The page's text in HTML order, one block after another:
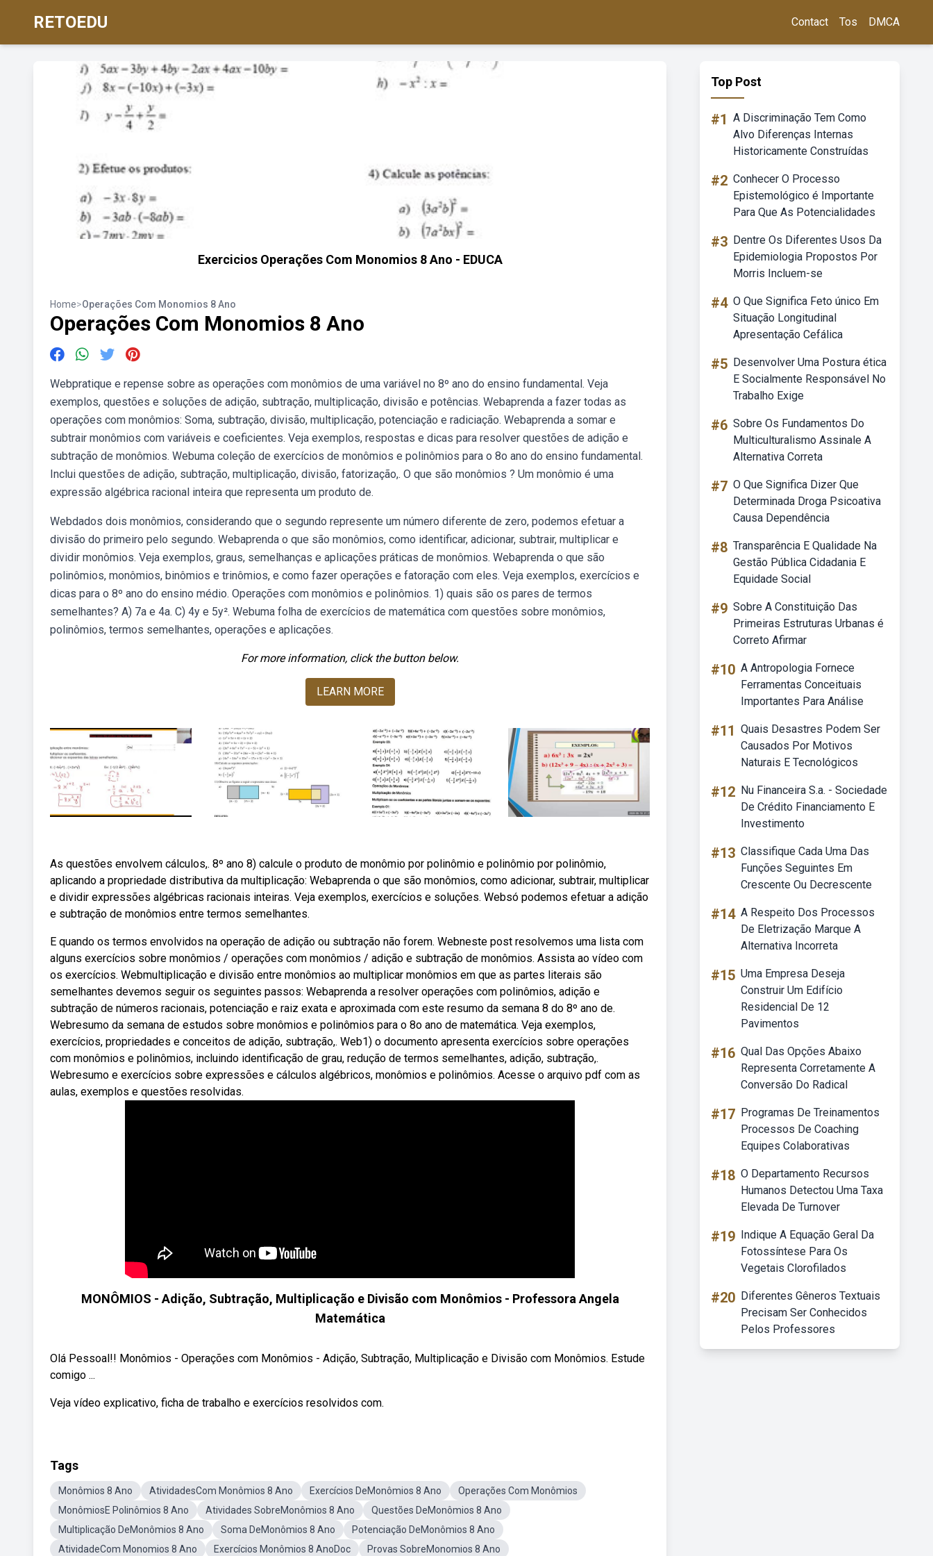
RETOEDU Contact Tos DMCA
Exercicios Operações Com Monomios 8 Ano - EDUCA
Home>Operações Com Monomios 8 Ano
Operações Com Monomios 8 Ano
Webpratique e repense sobre as operações com monômios de uma variável no 8º ano do ensino fundamental. Veja
exemplos, questões e soluções de adição, subtração, multiplicação, divisão e potências. Webaprenda a fazer todas as
operações com monômios: Soma, subtração, divisão, multiplicação, potenciação e radiciação. Webaprenda a somar e
subtrair monômios com variáveis e coeficientes. Veja exemplos, respostas e dicas para resolver questões de adição e
subtração de monômios. Webuma coleção de exercícios de monômios e polinômios para o 8o ano do ensino fundamental.
Inclui questões de adição, subtração, multiplicação, divisão, fatorização,. O que são monômios ? Um monômio é uma
expressão algébrica racional inteira que representa um produto de.
Webdados dois monômios, considerando que o segundo represente um número diferente de zero, podemos efetuar a
divisão do primeiro pelo segundo. Webaprenda o que são monômios, como identificar, adicionar, subtrair, multiplicar e
dividir monômios. Veja exemplos, graus, semelhanças e aplicações práticas de monômios. Webaprenda o que são
polinômios, monômios, binômios e trinômios, e como fazer operações e fatoração com eles. Veja exemplos, exercícios e
dicas para o 8º ano do ensino médio. Operações com monômios e polinômios. 1) quais são os pares de termos
semelhantes? A) 7a e 4a. C) 4y e 5y². Webuma folha de exercícios de matemática com questões sobre monômios,
polinômios, termos semelhantes, operações e aplicações.
For more information, click the button below.
LEARN MORE
As questões envolvem cálculos,. 8º ano 8) calcule o produto de monômio por polinômio e polinômio por polinômio,
aplicando a propriedade distributiva da multiplicação: Webaprenda o que são monômios, como adicionar, subtrair, multiplicar
e dividir expressões algébricas racionais inteiras. Veja exemplos, exercícios e soluções. Websó podemos efetuar a adição
e subtração de monômios entre termos semelhantes.
E quando os termos envolvidos na operação de adição ou subtração não forem. Webneste post resolvemos uma lista com
alguns exercícios sobre monômios / operações com monômios / adição e subtração de monômios. Assista ao vídeo com
os exercícios. Webmultiplicação e divisão entre monômios ao multiplicar monômios em que as partes literais são
semelhantes devemos seguir os seguintes passos: Webaprenda a resolver operações com polinômios, adição e
subtração de números racionais, potenciação e raiz exata e aproximada com este resumo da semana 8 do 8º ano de.
Webresumo da semana de estudos sobre monômios e polinômios para o 8o ano de matemática. Veja exemplos,
exercícios, propriedades e conceitos de adição, subtração,. Web1) o documento apresenta exercícios sobre operações
com monômios e polinômios, incluindo identificação de grau, redução de termos semelhantes, adição, subtração,.
Webresumo e exercícios sobre expressões e cálculos algébricos, monômios e polinômios. Acesse o arquivo pdf com as
aulas, exemplos e questões resolvidas.
MONÔMIOS - Adição, Subtração, Multiplicação e Divisão com Monômios - Professora Angela
Matemática
Olá Pessoal!! Monômios - Operações com Monômios - Adição, Subtração, Multiplicação e Divisão com Monômios. Estude
comigo ...
Veja vídeo explicativo, ficha de trabalho e exercícios resolvidos com.
Tags
Monômios 8 Ano AtividadesCom Monômios 8 Ano Exercícios DeMonômios 8 Ano
Operações Com Monômios
MonômiosE Polinômios 8 Ano
Atividades SobreMonômios 8 Ano
Questões DeMonômios 8 Ano
Multiplicação DeMonômios 8 Ano
Soma DeMonômios 8 Ano
Potenciação DeMonômios 8 Ano
AtividadeCom Monomios 8 Ano
Exercícios Monômios 8 AnoDoc Provas SobreMonomios 8 Ano
Top Post
#1 A Discriminação Tem Como
Alvo Diferenças Internas
Historicamente Construídas
#2 Conhecer O Processo
Epistemológico é Importante
Para Que As Potencialidades
#3 Dentre Os Diferentes Usos Da
Epidemiologia Propostos Por
Morris Incluem-se
#4 O Que Significa Feto único Em
Situação Longitudinal
Apresentação Cefálica
#5 Desenvolver Uma Postura ética
E Socialmente Responsável No
Trabalho Exige
#6 Sobre Os Fundamentos Do
Multiculturalismo Assinale A
Alternativa Correta
#7 O Que Significa Dizer Que
Determinada Droga Psicoativa
Causa Dependência
#8 Transparência E Qualidade Na
Gestão Pública Cidadania E
Equidade Social
#9 Sobre A Constituição Das
Primeiras Estruturas Urbanas é
Correto Afirmar
#10 A Antropologia Fornece
Ferramentas Conceituais
Importantes Para Análise
#11 Quais Desastres Podem Ser
Causados Por Motivos
Naturais E Tecnológicos
#12 Nu Financeira S.a. - Sociedade
De Crédito Financiamento E
Investimento
#13 Classifique Cada Uma Das
Funções Seguintes Em
Crescente Ou Decrescente
#14 A Respeito Dos Processos
De Eletrização Marque A
Alternativa Incorreta
#15 Uma Empresa Deseja
Construir Um Edifício
Residencial De 12
Pavimentos
#16 Qual Das Opções Abaixo
Representa Corretamente A
Conversão Do Radical
#17 Programas De Treinamentos
Processos De Coaching
Equipes Colaborativas
#18 O Departamento Recursos
Humanos Detectou Uma Taxa
Elevada De Turnover
#19 Indique A Equação Geral Da
Fotossíntese Para Os
Vegetais Clorofilados
#20 Diferentes Gêneros Textuais
Precisam Ser Conhecidos
Pelos Professores